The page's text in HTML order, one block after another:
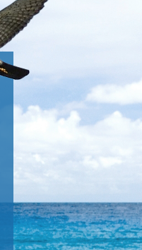
世界地球清潔日 墾管處辦理「2026年墾丁國家公園沙灘淨灘活動
115年09月